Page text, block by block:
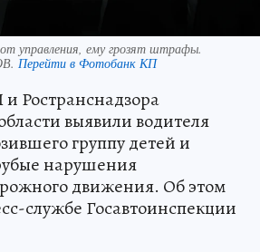
управления, ему грозят штрафы.
Перейти в Фотобанк КП
Ространснадзора
выявили водителя
группу детей и
нарушения
движения. Об этом
службе Госавтоинспекции